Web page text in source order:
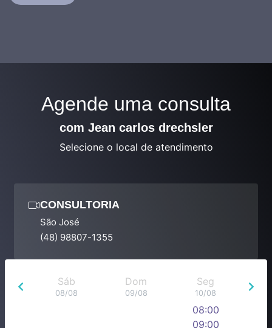
Agende uma consulta
com Jean carlos drechsler
Selecione o local de atendimento
CONSULTORIA
São José
(48) 98807-1355
Sáb
08/08
Dom
09/08
Seg
10/08
08:00
09:00